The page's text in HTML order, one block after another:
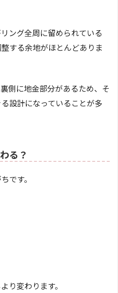
ング全周に留められている
する余地がほとんどありま
側に地金部分があるため、そ
設計になっていることが多
る？
です。
り変わります。